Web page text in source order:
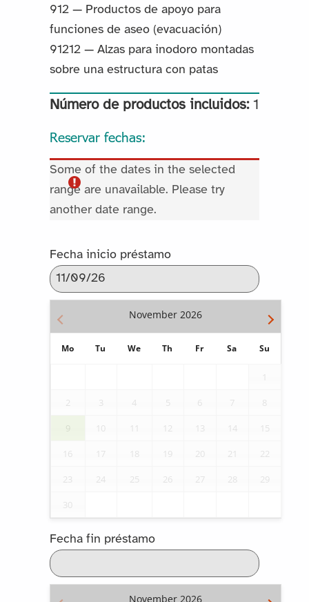
912 — Productos de apoyo para
funciones de aseo (evacuación)
91212 — Alzas para inodoro montadas
sobre una estructura con patas
Número de productos incluidos:1
Reservar fechas:
Some of the dates in the selected
range are unavailable. Please try
another date range.
Fecha inicio préstamo
November 2026
Mo Tu We Th Fr Sa Su
2 3 4 5 6 7 8
9 10 12 13 14 15
16 17 18 19 20 21 22
23 24 25 26 27 28 29
30
Fecha fin préstamo
November 2026